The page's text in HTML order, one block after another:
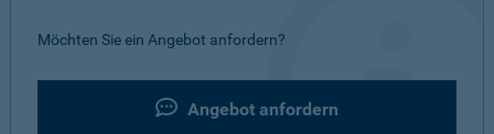
Möchten Sie ein Angebot anfordern?
Angebot anfordern